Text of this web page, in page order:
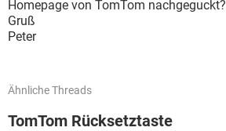
Homepage von TomTom nachgeguckt?
Gruß
Peter
Ähnliche Threads
TomTom Rücksetztaste